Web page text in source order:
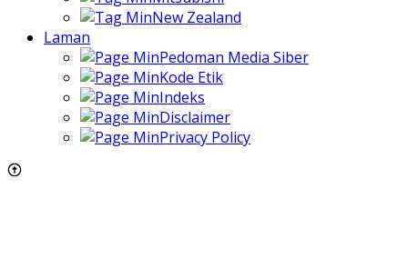
New Zealand
Laman
Pedoman Media Siber
Kode Etik
Indeks
Disclaimer
Privacy Policy